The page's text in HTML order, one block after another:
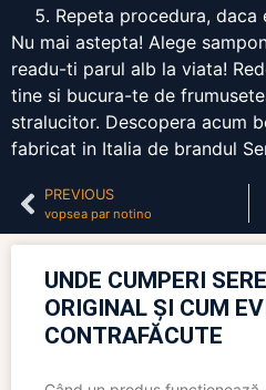
Repeta procedura, daca
Nu mai astepta! Alege
readu-ti parul alb la viata!
tine si bucura-te de
stralucitor. Descopera acum
fabricat in Italia de brandul
PREVIOUS
vopsea par notino
UNDE CUMPERI
ORIGINAL ȘI CUM
CONTRAFĂCUTE